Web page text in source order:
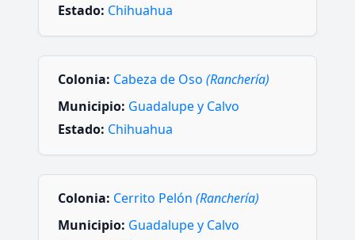
Estado: Chihuahua
Colonia: Cabeza de Oso (Ranchería)
Municipio: Guadalupe y Calvo
Estado: Chihuahua
Colonia: Cerrito Pelón (Ranchería)
Municipio: Guadalupe y Calvo